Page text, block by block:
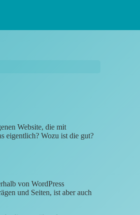
Website, die mit
eigentlich? Wozu ist die gut?
von WordPress
und Seiten, ist aber auch